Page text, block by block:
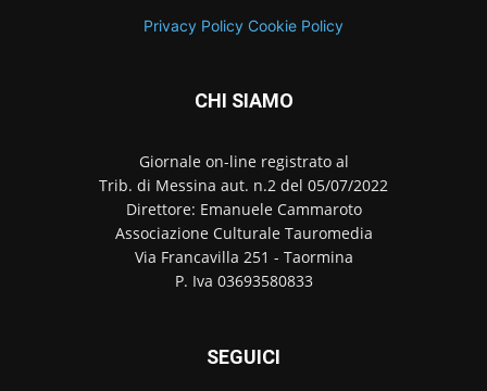
Privacy Policy Cookie Policy
CHI SIAMO
Giornale on-line registrato al
Trib. di Messina aut. n.2 del 05/07/2022
Direttore: Emanuele Cammaroto
Associazione Culturale Tauromedia
Via Francavilla 251 - Taormina
P. Iva 03693580833
SEGUICI